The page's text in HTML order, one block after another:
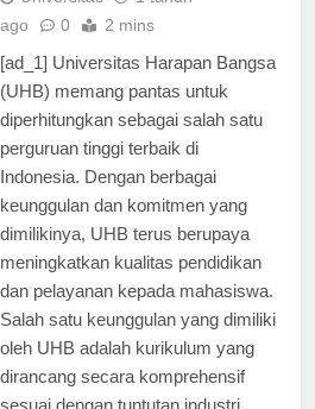
Universitas
1 tahun
[ad_1] Universitas Harapan Bangsa
(UHB) memang pantas untuk
diperhitungkan sebagai salah satu
perguruan tinggi terbaik di
Indonesia. Dengan berbagai
keunggulan dan komitmen yang
dimilikinya, UHB terus berupaya
meningkatkan kualitas pendidikan
dan pelayanan kepada mahasiswa.
Salah satu keunggulan yang dimiliki
oleh UHB adalah kurikulum yang
dirancang secara komprehensif